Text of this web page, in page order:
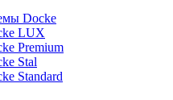
Docke
LUX
Premium
Stal
Standard